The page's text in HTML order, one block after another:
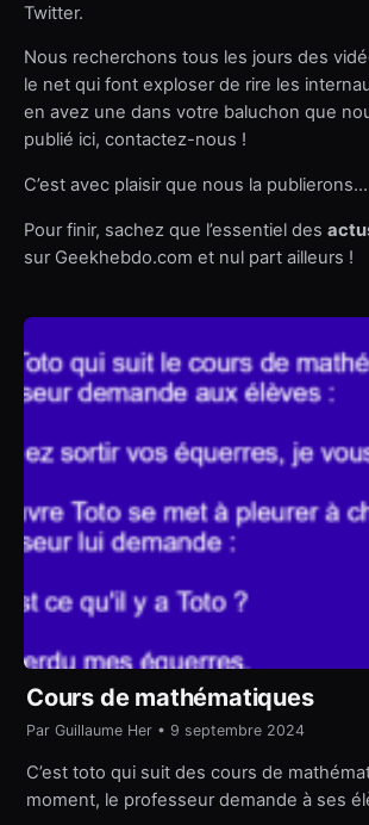
Twitter.
Nous recherchons tous les jours des
le net qui font exploser de rire les
en avez une dans votre baluchon que
publié ici, contactez-nous !
C’est avec plaisir que nous la publierons…
Pour finir, sachez que l’essentiel des
sur Geekhebdo.com et nul part ailleurs !
Cours de mathématiques
Par Guillaume Her • 9 septembre 2024
C’est toto qui suit des cours de
moment, le professeur demande à ses